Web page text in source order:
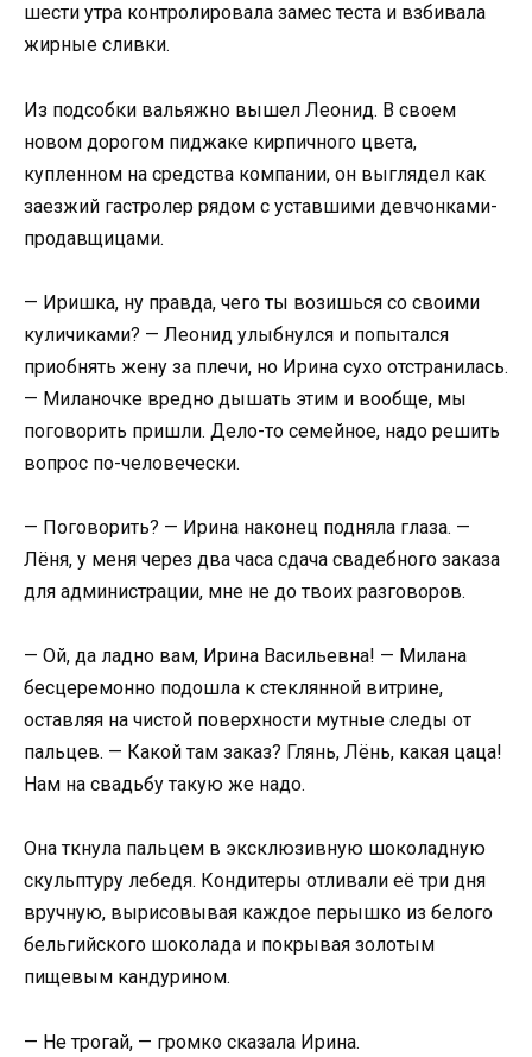
шести утра контролировала замес теста и взбивала
жирные сливки.
Из подсобки вальяжно вышел Леонид. В своем
новом дорогом пиджаке кирпичного цвета,
купленном на средства компании, он выглядел как
заезжий гастролер рядом с уставшими девчонками-
продавщицами.
— Иришка, ну правда, чего ты возишься со своими
куличиками? — Леонид улыбнулся и попытался
приобнять жену за плечи, но Ирина сухо отстранилась.
— Миланочке вредно дышать этим и вообще, мы
поговорить пришли. Дело-то семейное, надо решить
вопрос по-человечески.
— Поговорить? — Ирина наконец подняла глаза. —
Лёня, у меня через два часа сдача свадебного заказа
для администрации, мне не до твоих разговоров.
— Ой, да ладно вам, Ирина Васильевна! — Милана
бесцеремонно подошла к стеклянной витрине,
оставляя на чистой поверхности мутные следы от
пальцев. — Какой там заказ? Глянь, Лёнь, какая цаца!
Нам на свадьбу такую же надо.
Она ткнула пальцем в эксклюзивную шоколадную
скульптуру лебедя. Кондитеры отливали её три дня
вручную, вырисовывая каждое перышко из белого
бельгийского шоколада и покрывая золотым
пищевым кандурином.
— Не трогай, — громко сказала Ирина.